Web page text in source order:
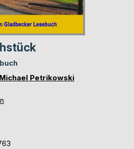
Michael Petrikowski